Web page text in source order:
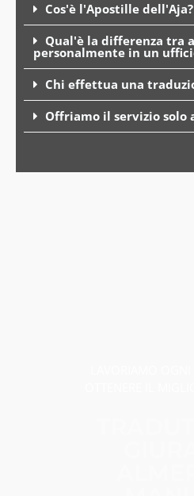
Cos'è l'Apostille dell'Aja?
Qual'è la differenza tra
personalmente in un
Chi effettua una
Offriamo il servizio solo